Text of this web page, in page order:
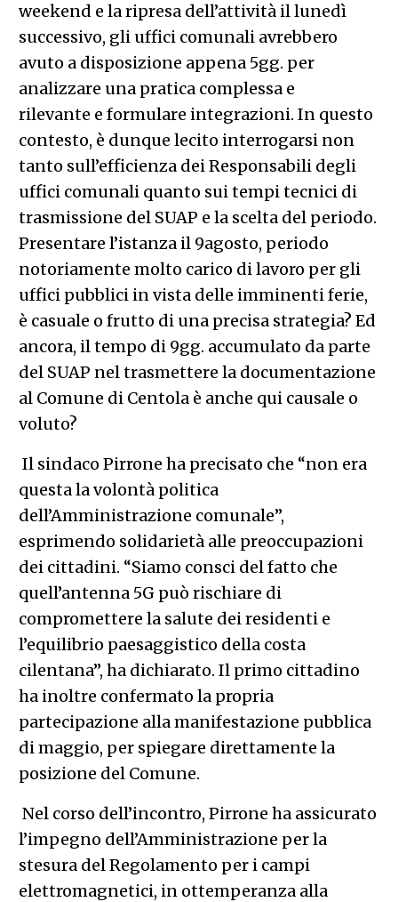
weekend e la ripresa dell’attività il lunedì
successivo, gli uffici comunali avrebbero
avuto a disposizione appena 5gg. per
analizzare una pratica complessa e
rilevante e formulare integrazioni. In questo
contesto, è dunque lecito interrogarsi non
tanto sull’efficienza dei Responsabili degli
uffici comunali quanto sui tempi tecnici di
trasmissione del SUAP e la scelta del periodo.
Presentare l’istanza il 9agosto, periodo
notoriamente molto carico di lavoro per gli
uffici pubblici in vista delle imminenti ferie,
è casuale o frutto di una precisa strategia? Ed
ancora, il tempo di 9gg. accumulato da parte
del SUAP nel trasmettere la documentazione
al Comune di Centola è anche qui causale o
voluto?
Il sindaco Pirrone ha precisato che “non era
questa la volontà politica
dell’Amministrazione comunale”,
esprimendo solidarietà alle preoccupazioni
dei cittadini. “Siamo consci del fatto che
quell’antenna 5G può rischiare di
compromettere la salute dei residenti e
l’equilibrio paesaggistico della costa
cilentana”, ha dichiarato. Il primo cittadino
ha inoltre confermato la propria
partecipazione alla manifestazione pubblica
di maggio, per spiegare direttamente la
posizione del Comune.
Nel corso dell’incontro, Pirrone ha assicurato
l’impegno dell’Amministrazione per la
stesura del Regolamento per i campi
elettromagnetici, in ottemperanza alla